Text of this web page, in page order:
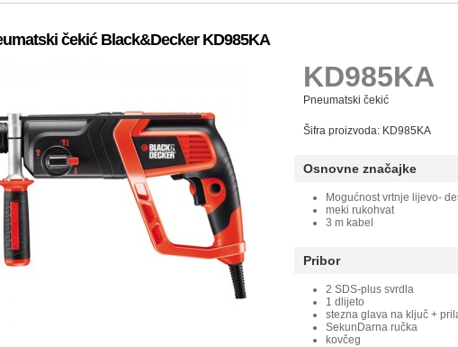
čekić Black&Decker KD985KA
KD985KA
Pneumatski čekić
Šifra proizvoda: KD985KA
Osnovne značajke
Mogućnost vrtnje lijevo-
meki rukohvat
3 m kabel
Pribor
2 SDS-plus svrdla
1 dlijeto
stezna glava na ključ +
SekunDarna ručka
kovčeg